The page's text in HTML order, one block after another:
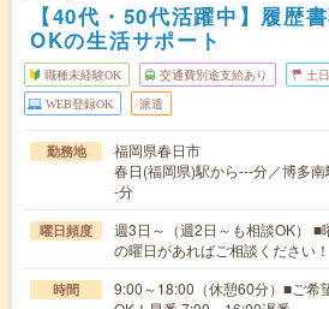
【40代・50代活躍中】履歴
OKの生活サポート
職種未経験OK 交通費別途支給あり 土
WEB登録OK 派遣
勤務地
福岡県春日市
春日(福岡県)駅から---分／博多
-分
曜日頻度
週3日～（週2日～も相談OK） ■
の曜日があればご相談ください！
時間
9:00～18:00（休憩60分）■ご希